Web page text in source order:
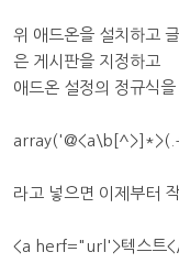
위 애드온을 설치하고
은 게시판을 지정하고
애드온 설정의 정규식을
라고 넣으면 이제부터
<a herf="url'>텍스트